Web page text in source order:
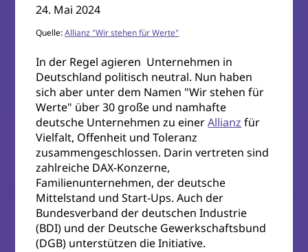
24. Mai 2024
Quelle:Allianz "Wir stehen für Werte"
In der Regel agieren Unternehmen in
Deutschland politisch neutral. Nun haben
sich aber unter dem Namen "Wir stehen für
Werte" über 30 große und namhafte
deutsche Unternehmen zu einerAllianz für
Vielfalt, Offenheit und Toleranz
zusammengeschlossen. Darin vertreten sind
zahlreiche DAX-Konzerne,
Familienunternehmen, der deutsche
Mittelstand und Start-Ups. Auch der
Bundesverband der deutschen Industrie
(BDI) und der Deutsche Gewerkschaftsbund
(DGB) unterstützen die Initiative.